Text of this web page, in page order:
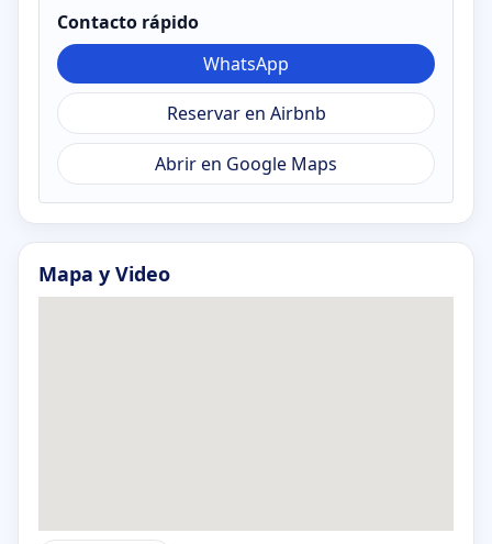
Contacto rápido
WhatsApp
Reservar en Airbnb
Abrir en Google Maps
Mapa y Video